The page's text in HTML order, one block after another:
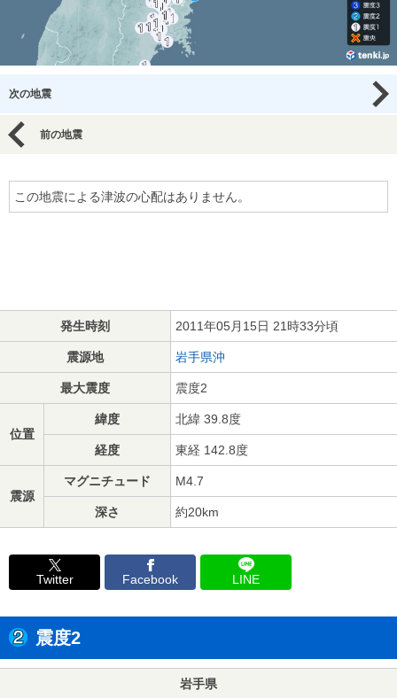
次の地震
前の地震
この地震による津波の心配はありません。
発生時刻 2011年05月15日 21時33分頃
震源地 岩手県沖
最大震度 震度2
位置
緯度 北緯 39.8度
経度 東経 142.8度
震源
マグニチュード M4.7
深さ 約20km
Twitter Facebook LINE
震度2
岩手県